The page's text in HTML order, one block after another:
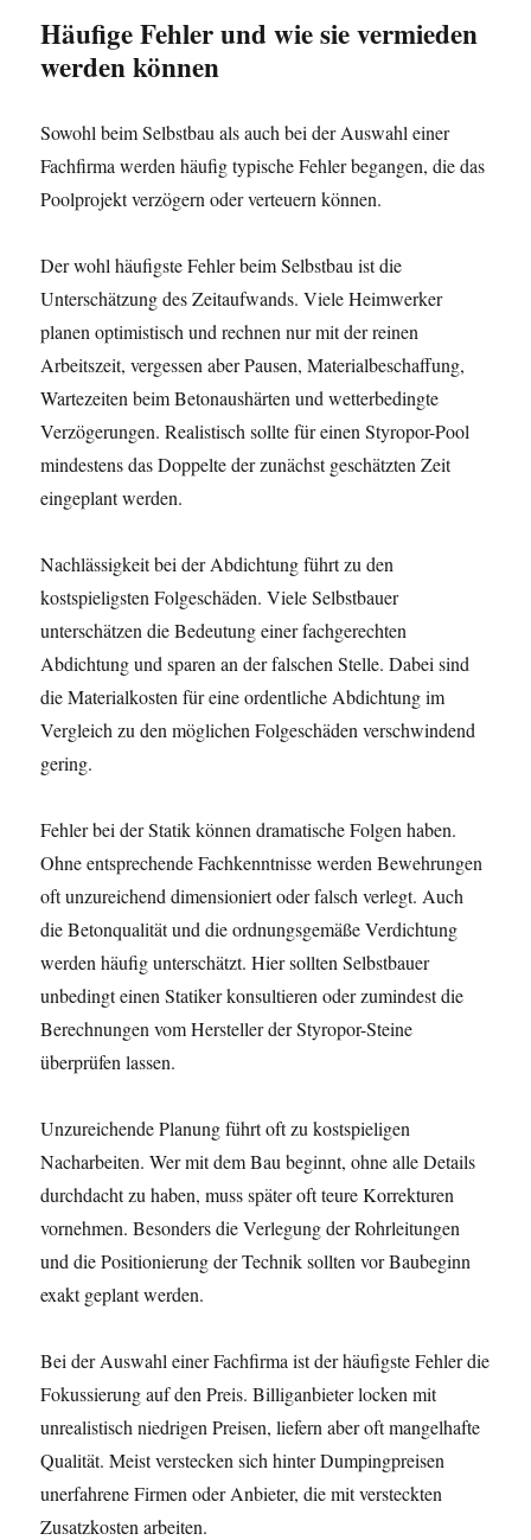
Häufige Fehler und wie sie vermieden
werden können
Sowohl beim Selbstbau als auch bei der Auswahl einer
Fachfirma werden häufig typische Fehler begangen, die das
Poolprojekt verzögern oder verteuern können.
Der wohl häufigste Fehler beim Selbstbau ist die
Unterschätzung des Zeitaufwands. Viele Heimwerker
planen optimistisch und rechnen nur mit der reinen
Arbeitszeit, vergessen aber Pausen, Materialbeschaffung,
Wartezeiten beim Betonaushärten und wetterbedingte
Verzögerungen. Realistisch sollte für einen Styropor-Pool
mindestens das Doppelte der zunächst geschätzten Zeit
eingeplant werden.
Nachlässigkeit bei der Abdichtung führt zu den
kostspieligsten Folgeschäden. Viele Selbstbauer
unterschätzen die Bedeutung einer fachgerechten
Abdichtung und sparen an der falschen Stelle. Dabei sind
die Materialkosten für eine ordentliche Abdichtung im
Vergleich zu den möglichen Folgeschäden verschwindend
gering.
Fehler bei der Statik können dramatische Folgen haben.
Ohne entsprechende Fachkenntnisse werden Bewehrungen
oft unzureichend dimensioniert oder falsch verlegt. Auch
die Betonqualität und die ordnungsgemäße Verdichtung
werden häufig unterschätzt. Hier sollten Selbstbauer
unbedingt einen Statiker konsultieren oder zumindest die
Berechnungen vom Hersteller der Styropor-Steine
überprüfen lassen.
Unzureichende Planung führt oft zu kostspieligen
Nacharbeiten. Wer mit dem Bau beginnt, ohne alle Details
durchdacht zu haben, muss später oft teure Korrekturen
vornehmen. Besonders die Verlegung der Rohrleitungen
und die Positionierung der Technik sollten vor Baubeginn
exakt geplant werden.
Bei der Auswahl einer Fachfirma ist der häufigste Fehler die
Fokussierung auf den Preis. Billiganbieter locken mit
unrealistisch niedrigen Preisen, liefern aber oft mangelhafte
Qualität. Meist verstecken sich hinter Dumpingpreisen
unerfahrene Firmen oder Anbieter, die mit versteckten
Zusatzkosten arbeiten.